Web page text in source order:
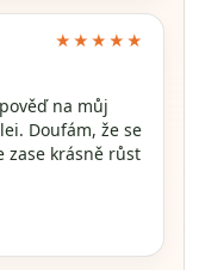
★★★★★
na můj
Doufám, že se
zase krásně růst